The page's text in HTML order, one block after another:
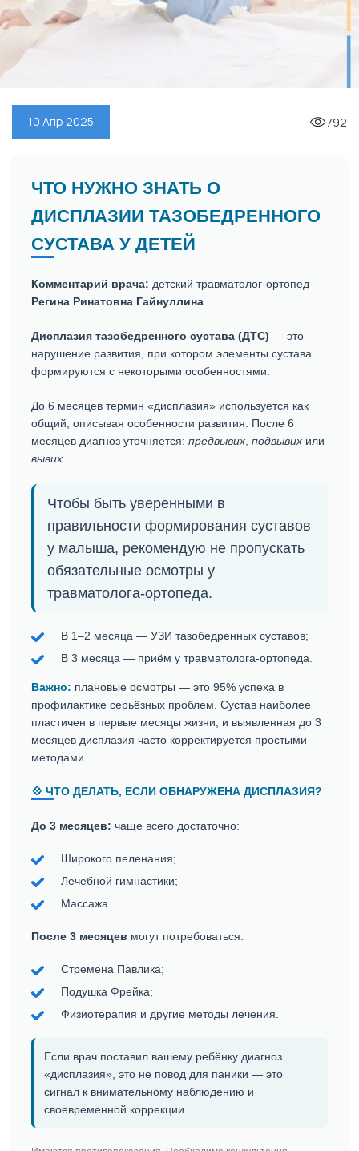
10 Апр 2025 792
ЧТО НУЖНО ЗНАТЬ О
ДИСПЛАЗИИ ТАЗОБЕДРЕННОГО
СУСТАВА У ДЕТЕЙ
Комментарий врача: детский травматолог-ортопед
Регина Ринатовна Гайнуллина
Дисплазия тазобедренного сустава (ДТС) — это
нарушение развития, при котором элементы сустава
формируются с некоторыми особенностями.
До 6 месяцев термин «дисплазия» используется как
общий, описывая особенности развития. После 6
месяцев диагноз уточняется: предвывих, подвывих или
вывих.
Чтобы быть уверенными в
правильности формирования суставов
у малыша, рекомендую не пропускать
обязательные осмотры у
травматолога-ортопеда.
В 1–2 месяца — УЗИ тазобедренных суставов;
В 3 месяца — приём у травматолога-ортопеда.
Важно: плановые осмотры — это 95% успеха в
профилактике серьёзных проблем. Сустав наиболее
пластичен в первые месяцы жизни, и выявленная до 3
месяцев дисплазия часто корректируется простыми
методами.
💠 ЧТО ДЕЛАТЬ, ЕСЛИ ОБНАРУЖЕНА ДИСПЛАЗИЯ?
До 3 месяцев: чаще всего достаточно:
Широкого пеленания;
Лечебной гимнастики;
Массажа.
После 3 месяцев могут потребоваться:
Стремена Павлика;
Подушка Фрейка;
Физиотерапия и другие методы лечения.
Если врач поставил вашему ребёнку диагноз
«дисплазия», это не повод для паники — это
сигнал к внимательному наблюдению и
своевременной коррекции.